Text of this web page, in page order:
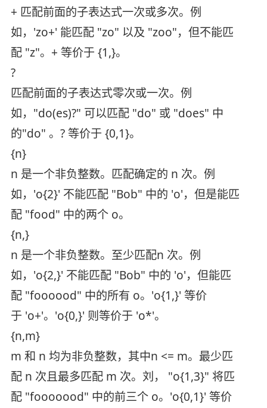
+ 匹配前面的子表达式一次或多次。例
如，'zo+' 能匹配 "zo" 以及 "zoo"，但不能匹
配 "z"。+ 等价于 {1,}。
?
匹配前面的子表达式零次或一次。例
如，"do(es)?" 可以匹配 "do" 或 "does" 中
的"do" 。? 等价于 {0,1}。
{n}
n 是一个非负整数。匹配确定的 n 次。例
如，'o{2}' 不能匹配 "Bob" 中的 'o'，但是能匹
配 "food" 中的两个 o。
{n,}
n 是一个非负整数。至少匹配n 次。例
如，'o{2,}' 不能匹配 "Bob" 中的 'o'，但能匹
配 "foooood" 中的所有 o。'o{1,}' 等价
于 'o+'。'o{0,}' 则等价于 'o*'。
{n,m}
m 和 n 均为非负整数，其中n <= m。最少匹
配 n 次且最多匹配 m 次。刘， "o{1,3}" 将匹
配 "fooooood" 中的前三个 o。'o{0,1}' 等价